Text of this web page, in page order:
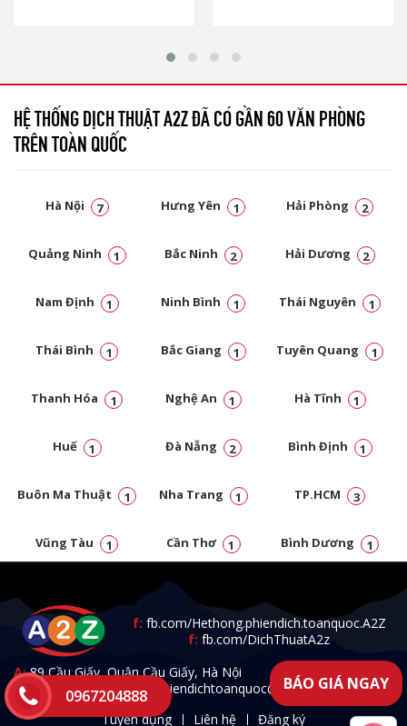
HỆ THỐNG DỊCH THUẬT A2Z ĐÃ CÓ GẦN 60 VĂN PHÒNG
TRÊN TOÀN QUỐC
Hà Nội 7 Hưng Yên 1 Hải Phòng 2
Quảng Ninh 1 Bắc Ninh 2 Hải Dương 2
Nam Định 1 Ninh Bình 1 Thái Nguyên 1
Thái Bình 1 Bắc Giang 1 Tuyên Quang 1
Thanh Hóa 1 Nghệ An 1 Hà Tĩnh 1
Huế 1 Đà Nẵng 2 Bình Định 1
Buôn Ma Thuật 1 Nha Trang 1 TP.HCM 3
Vũng Tàu 1 Cần Thơ 1 Bình Dương 1
f: fb.com/Hethong.phiendich.toanquoc.A2Z
f: fb.com/DichThuatA2z
A:89 Cầu Giấy, Quận Cầu Giấy, Hà Nội
T: 0967.204.888 -E:a2zphiendichtoanquoc@gmail.com
Tuyển dụng
Liên hệ Đăng ký
0967204888
BÁO GIÁ NGAY